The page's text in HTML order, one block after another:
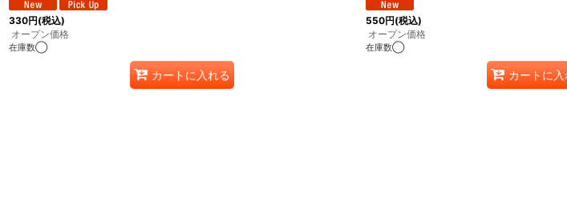
330円(税込)
オープン価格
在庫数◯
カートに入れる
550円(税込)
オープン価格
在庫数◯
カートに